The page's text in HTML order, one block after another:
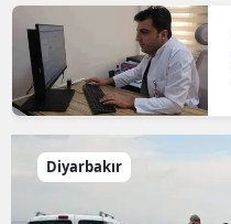
Diyarbakır